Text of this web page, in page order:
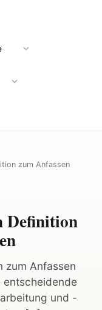
zum Anfassen
Definition
zum Anfassen
entscheidende
und -